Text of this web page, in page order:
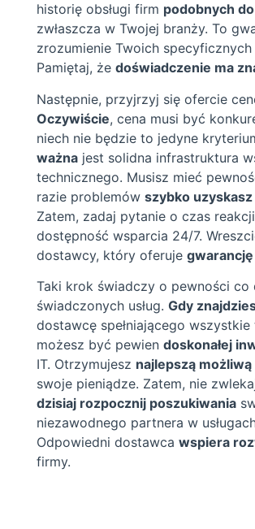
historię obsługi firm podobnych
zwłaszcza w Twojej branży. To
zrozumienie Twoich specyficznych
Pamiętaj, że doświadczenie ma
Następnie, przyjrzyj się ofercie
Oczywiście, cena musi być
niech nie będzie to jedyne
ważna jest solidna infrastruktura
technicznego. Musisz mieć
razie problemów szybko
Zatem, zadaj pytanie o czas
dostępność wsparcia 24/7.
dostawcy, który oferuje
Taki krok świadczy o pewności co
świadczonych usług. Gdy
dostawcę spełniającego
możesz być pewien doskonałej
IT. Otrzymujesz najlepszą
swoje pieniądze. Zatem, nie
dzisiaj rozpocznij poszukiwania
niezawodnego partnera w
Odpowiedni dostawca wspiera
firmy.